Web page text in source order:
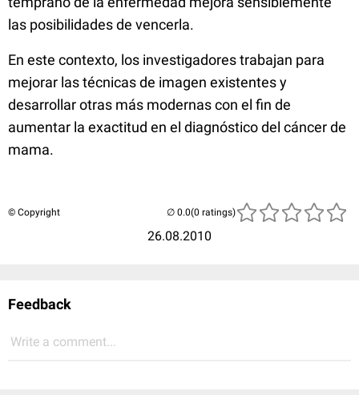
las posibilidades de vencerla.
En este contexto, los investigadores trabajan para
mejorar las técnicas de imagen existentes y
desarrollar otras más modernas con el fin de
aumentar la exactitud en el diagnóstico del cáncer de
mama.
© Copyright
26.08.2010
(0 ratings)
Feedback
Write a comment...